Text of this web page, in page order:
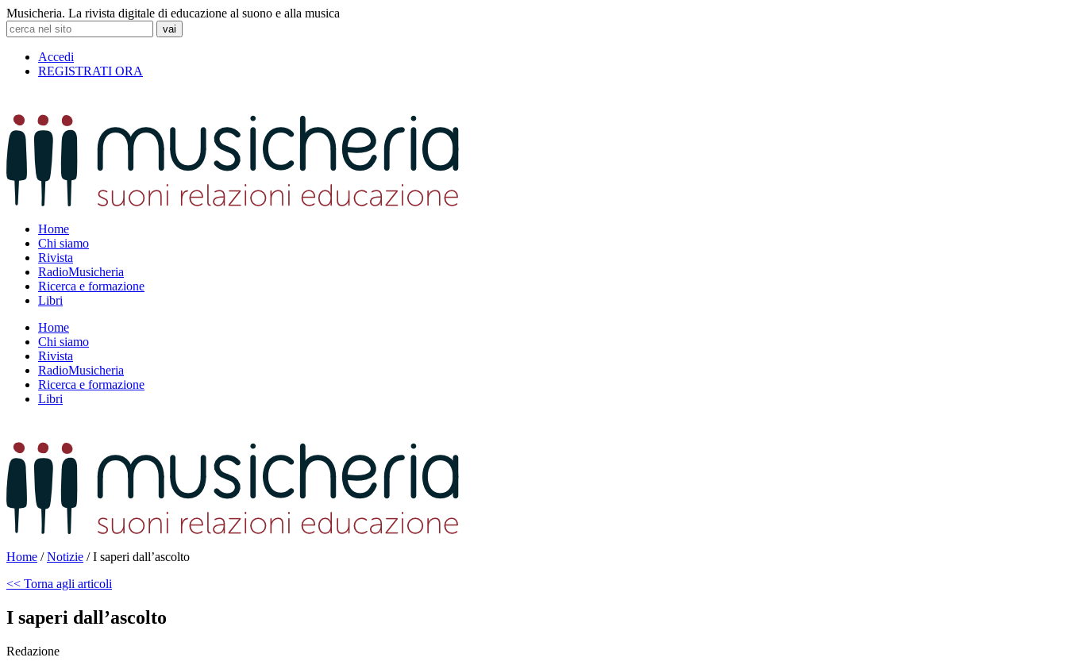
Vai
al
contenuto
Musicheria. La rivista digitale di educazione al suono e alla musica
Ricerca
per:
Accedi
REGISTRATI ORA
Home
Chi siamo
Rivista
RadioMusicheria
Ricerca e formazione
Libri
Home
Chi siamo
Rivista
RadioMusicheria
Ricerca e formazione
Libri
Home /Notizie /I saperi dall’ascolto
<< Torna agli articoli
I saperi dall’ascolto
Redazione